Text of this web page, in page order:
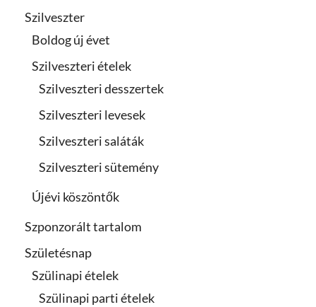
Szilveszter
Boldog új évet
Szilveszteri ételek
Szilveszteri desszertek
Szilveszteri levesek
Szilveszteri saláták
Szilveszteri sütemény
Újévi köszöntők
Szponzorált tartalom
Születésnap
Szülinapi ételek
Szülinapi parti ételek